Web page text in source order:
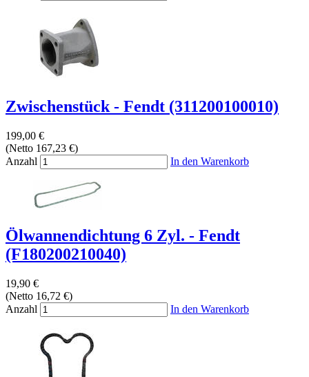
Zwischenstück - Fendt (311200100010)
199,00 €
(Netto 167,23 €)
Anzahl
In den Warenkorb
Ölwannendichtung 6 Zyl. - Fendt
(F180200210040)
19,90 €
(Netto 16,72 €)
Anzahl
In den Warenkorb